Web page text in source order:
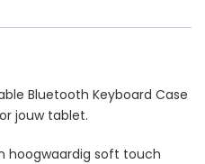
Bluetooth Keyboard Case
jouw tablet.
hoogwaardig soft touch